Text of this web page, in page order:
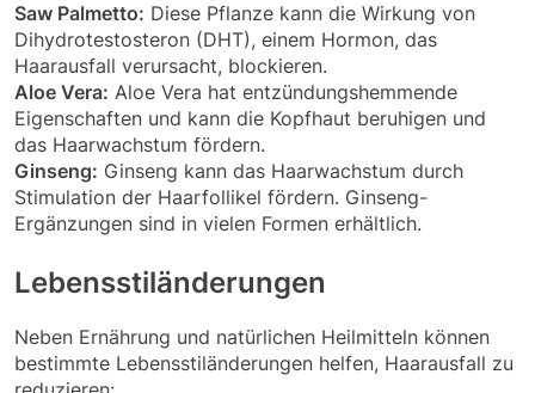
Saw Palmetto: Diese Pflanze kann die Wirkung von
Dihydrotestosteron (DHT), einem Hormon, das
Haarausfall verursacht, blockieren.
Aloe Vera: Aloe Vera hat entzündungshemmende
Eigenschaften und kann die Kopfhaut beruhigen und
das Haarwachstum fördern.
Ginseng: Ginseng kann das Haarwachstum durch
Stimulation der Haarfollikel fördern. Ginseng-
Ergänzungen sind in vielen Formen erhältlich.
Lebensstiländerungen
Neben Ernährung und natürlichen Heilmitteln können
bestimmte Lebensstiländerungen helfen, Haarausfall zu